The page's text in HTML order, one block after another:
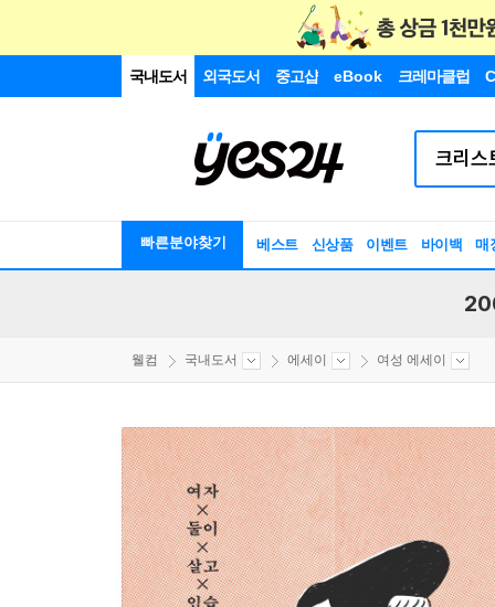
국내도서 외국도서 중고샵 eBook 크레마클럽
빠른분야찾기 베스트 신상품 이벤트 바이백 매
웰컴 국내도서 에세이 여성 에세이